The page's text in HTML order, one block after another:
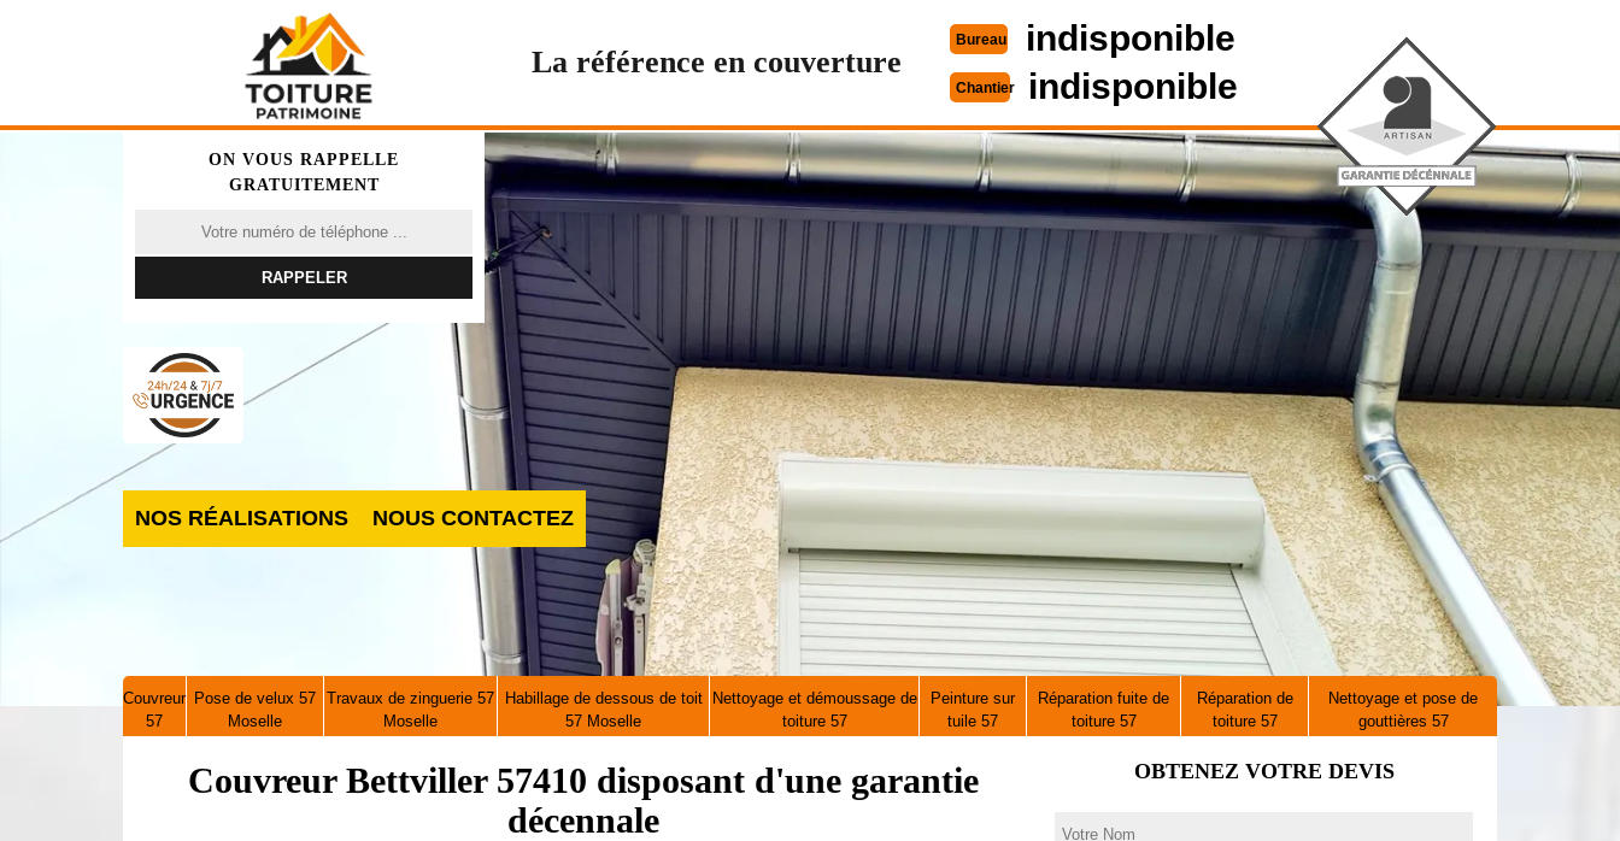
La référence en couverture
Bureau indisponible
Chantier indisponible
ON VOUS RAPPELLE
GRATUITEMENT
NOS RÉALISATIONS NOUS CONTACTEZ
Couvreur
57
Pose de velux 57
Moselle
Travaux de zinguerie 57
Moselle
Habillage de dessous de toit
57 Moselle
Nettoyage et démoussage de
toiture 57
Peinture sur
tuile 57
Réparation fuite de
toiture 57
Réparation de
toiture 57
Nettoyage et pose de
gouttières 57
Couvreur Bettviller 57410 disposant d'une garantie
décennale
OBTENEZ VOTRE DEVIS